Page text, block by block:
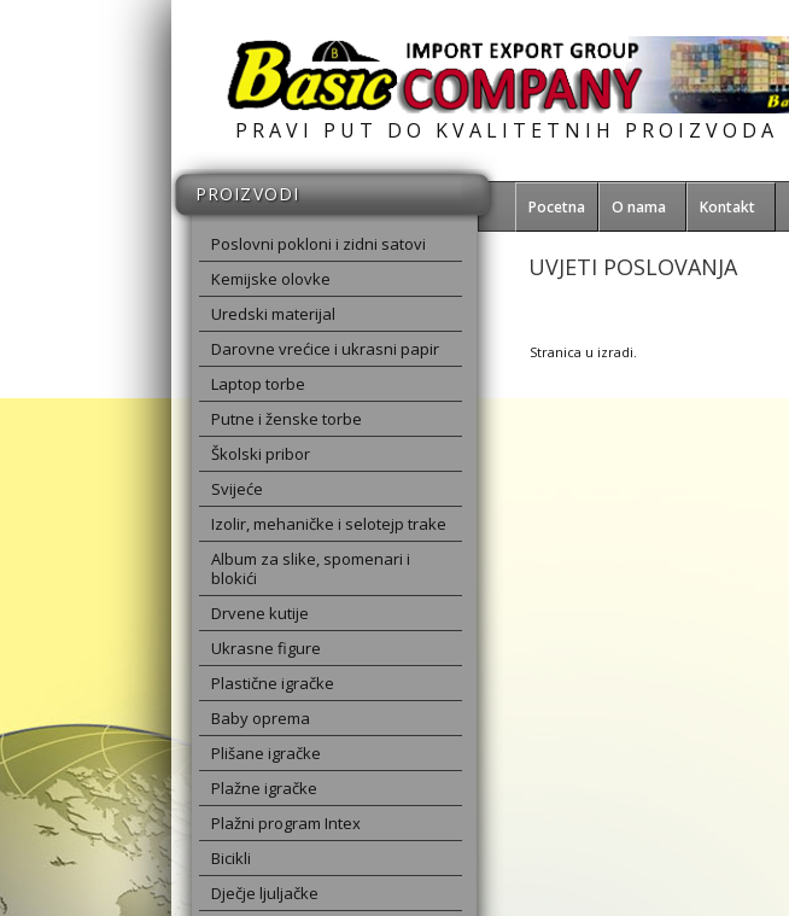
PRAVI PUT DO KVALITETNIH PROIZVODA
Pocetna O nama Kontakt
PROIZVODI
Poslovni pokloni i zidni satovi
Kemijske olovke
Uredski materijal
Darovne vrećice i ukrasni papir
Laptop torbe
Putne i ženske torbe
Školski pribor
Svijeće
Izolir, mehaničke i selotejp trake
Album za slike, spomenari i
blokići
Drvene kutije
Ukrasne figure
Plastične igračke
Baby oprema
Plišane igračke
Plažne igračke
Plažni program Intex
Bicikli
Dječje ljuljačke
UVJETI POSLOVANJA
Stranica u izradi.